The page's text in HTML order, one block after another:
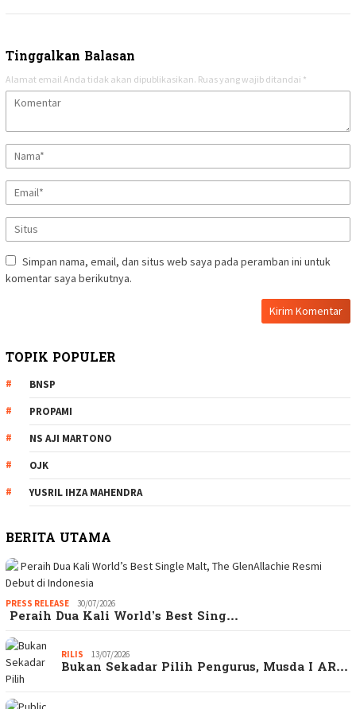
Tinggalkan Balasan
Alamat email Anda tidak akan dipublikasikan. Ruas yang wajib ditandai *
Simpan nama, email, dan situs web saya pada peramban ini untuk
komentar saya berikutnya.
TOPIK POPULER
BNSP
PROPAMI
NS AJI MARTONO
OJK
YUSRIL IHZA MAHENDRA
BERITA UTAMA
PRESS RELEASE 30/07/2026
Peraih Dua Kali World’s Best Sing…
RILIS 13/07/2026
Bukan Sekadar Pilih Pengurus, Musda I AR…